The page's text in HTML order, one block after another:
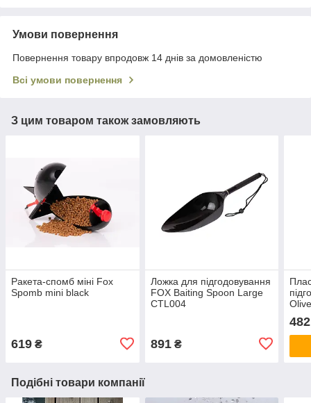
Умови повернення
Повернення товару впродовж 14 днів за домовленістю
Всі умови повернення
З цим товаром також замовляють
Ракета-спомб міні Fox
Spomb mini black
619 ₴
Ложка для підгодовування
FOX Baiting Spoon Large
CTL004
891₴
482
Подібні товари компанії